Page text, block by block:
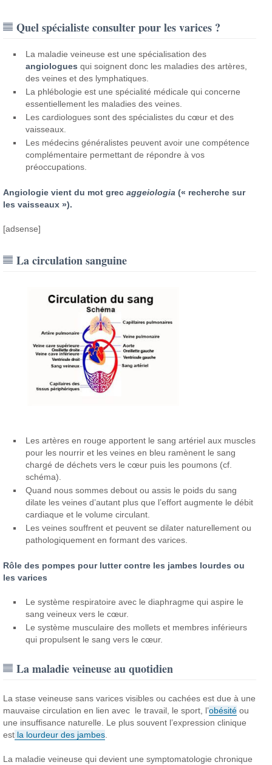
Quel spécialiste consulter pour les varices ?
La maladie veineuse est une spécialisation des
angiologues qui soignent donc les maladies des artères,
des veines et des lymphatiques.
La phlébologie est une spécialité médicale qui concerne
essentiellement les maladies des veines.
Les cardiologues sont des spécialistes du cœur et des
vaisseaux.
Les médecins généralistes peuvent avoir une compétence
complémentaire permettant de répondre à vos
préoccupations.
Angiologie vient du mot grecaggeiologia (« recherche sur
les vaisseaux »).
[adsense]
La circulation sanguine
Les artères en rouge apportent le sang artériel aux muscles
pour les nourrir et les veines en bleu ramènent le sang
chargé de déchets vers le cœur puis les poumons (cf.
schéma).
Quand nous sommes debout ou assis le poids du sang
dilate les veines d’autant plus que l’effort augmente le débit
cardiaque et le volume circulant.
Les veines souffrent et peuvent se dilater naturellement ou
pathologiquement en formant des varices.
Rôle des pompes pour lutter contre les jambes lourdes ou
les varices
Le système respiratoire avec le diaphragme qui aspire le
sang veineux vers le cœur.
Le système musculaire des mollets et membres inférieurs
qui propulsent le sang vers le cœur.
La maladie veineuse au quotidien
La stase veineuse sans varices visibles ou cachées est due à une
mauvaise circulation en lien avec le travail, le sport, l’obésité ou
une insuffisance naturelle. Le plus souvent l’expression clinique
est la lourdeur des jambes.
La maladie veineuse qui devient une symptomatologie chronique